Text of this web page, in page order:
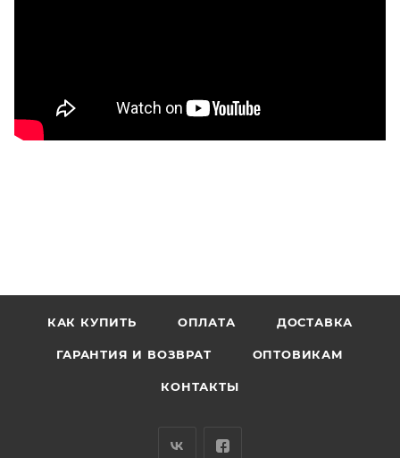
КАК КУПИТЬ ОПЛАТА ДОСТАВКА
ГАРАНТИЯ И ВОЗВРАТ ОПТОВИКАМ
КОНТАКТЫ